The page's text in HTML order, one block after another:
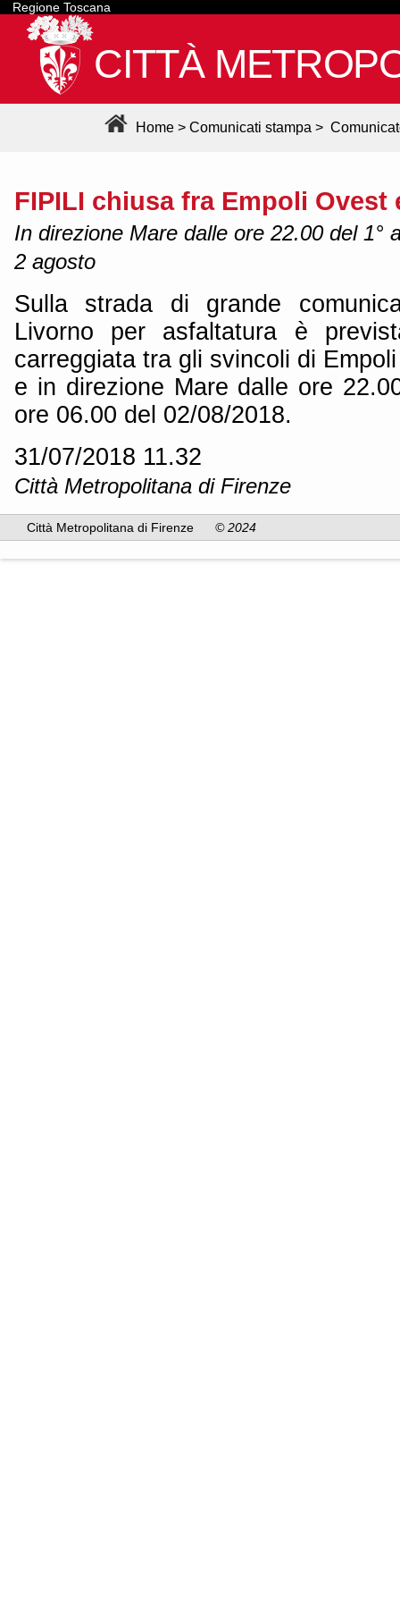
Regione Toscana
CITTÀ
Home > Comunicati stampa >
FIPILI chiusa fra Empoli Ovest
In direzione Mare dalle ore 22.00 del 1°
2 agosto
Sulla strada di grande
Livorno per asfaltatura è
carreggiata tra gli svincoli di
e in direzione Mare dalle ore
ore 06.00 del 02/08/2018.
31/07/2018 11.32
Città Metropolitana di Firenze
Città Metropolitana di Firenze © 2024